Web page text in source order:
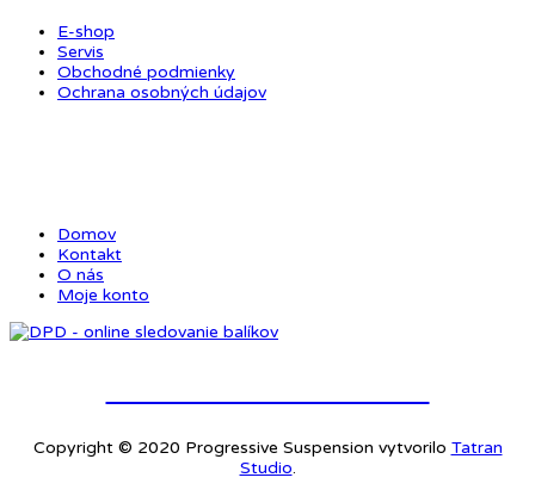
E-shop
Servis
Obchodné podmienky
Ochrana osobných údajov
Domov
Kontakt
O nás
Moje konto
Copyright © 2020 Progressive Suspension vytvorilo Tatran
Studio.